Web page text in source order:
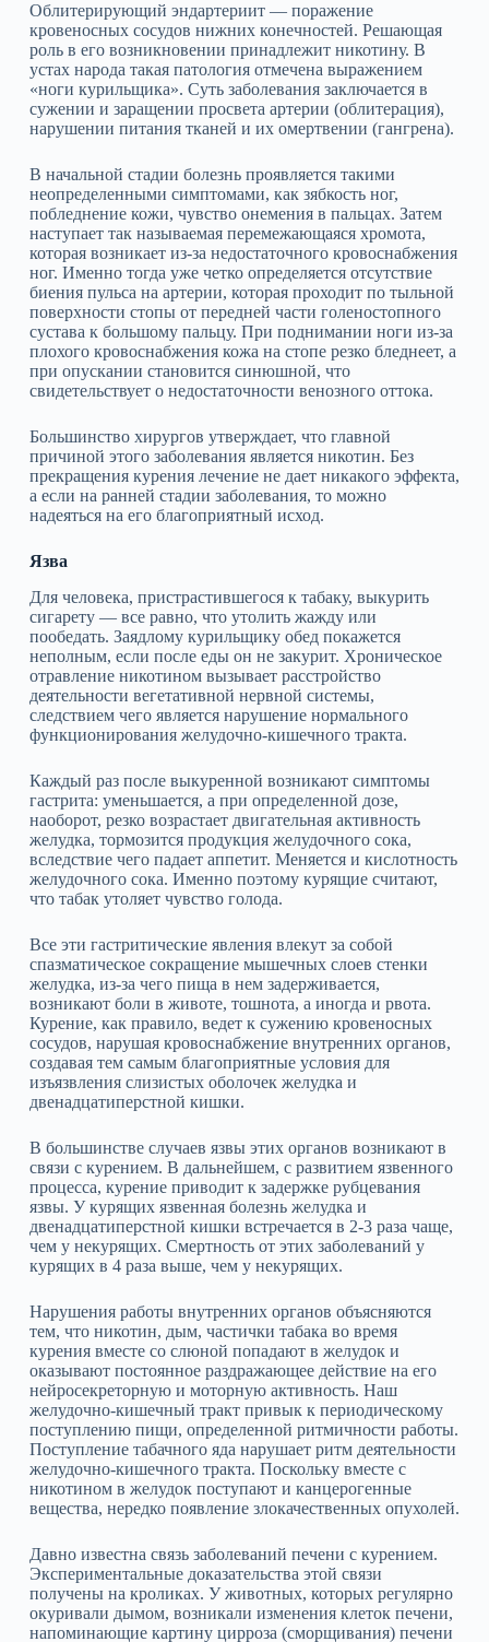
Облитерирующий эндартериит — поражение
кровеносных сосудов нижних конечностей. Решающая
роль в его возникновении принадлежит никотину. В
устах народа такая патология отмечена выражением
«ноги курильщика». Суть заболевания заключается в
сужении и заращении просвета артерии (облитерация),
нарушении питания тканей и их омертвении (гангрена).
В начальной стадии болезнь проявляется такими
неопределенными симптомами, как зябкость ног,
побледнение кожи, чувство онемения в пальцах. Затем
наступает так называемая перемежающаяся хромота,
которая возникает из‑за недостаточного кровоснабжения
ног. Именно тогда уже четко определяется отсутствие
биения пульса на артерии, которая проходит по тыльной
поверхности стопы от передней части голеностопного
сустава к большому пальцу. При поднимании ноги из‑за
плохого кровоснабжения кожа на стопе резко бледнеет, а
при опускании становится синюшной, что
свидетельствует о недостаточности венозного оттока.
Большинство хирургов утверждает, что главной
причиной этого заболевания является никотин. Без
прекращения курения лечение не дает никакого эффекта,
а если на ранней стадии заболевания, то можно
надеяться на его благоприятный исход.
Язва
Для человека, пристрастившегося к табаку, выкурить
сигарету — все равно, что утолить жажду или
пообедать. Заядлому курильщику обед покажется
неполным, если после еды он не закурит. Хроническое
отравление никотином вызывает расстройство
деятельности вегетативной нервной системы,
следствием чего является нарушение нормального
функционирования желудочно‑кишечного тракта.
Каждый раз после выкуренной возникают симптомы
гастрита: уменьшается, а при определенной дозе,
наоборот, резко возрастает двигательная активность
желудка, тормозится продукция желудочного сока,
вследствие чего падает аппетит. Меняется и кислотность
желудочного сока. Именно поэтому курящие считают,
что табак утоляет чувство голода.
Все эти гастритические явления влекут за собой
спазматическое сокращение мышечных слоев стенки
желудка, из‑за чего пища в нем задерживается,
возникают боли в животе, тошнота, а иногда и рвота.
Курение, как правило, ведет к сужению кровеносных
сосудов, нарушая кровоснабжение внутренних органов,
создавая тем самым благоприятные условия для
изъязвления слизистых оболочек желудка и
двенадцатиперстной кишки.
В большинстве случаев язвы этих органов возникают в
связи с курением. В дальнейшем, с развитием язвенного
процесса, курение приводит к задержке рубцевания
язвы. У курящих язвенная болезнь желудка и
двенадцатиперстной кишки встречается в 2‑3 раза чаще,
чем у некурящих. Смертность от этих заболеваний у
курящих в 4 раза выше, чем у некурящих.
Нарушения работы внутренних органов объясняются
тем, что никотин, дым, частички табака во время
курения вместе со слюной попадают в желудок и
оказывают постоянное раздражающее действие на его
нейросекреторную и моторную активность. Наш
желудочно‑кишечный тракт привык к периодическому
поступлению пищи, определенной ритмичности работы.
Поступление табачного яда нарушает ритм деятельности
желудочно‑кишечного тракта. Поскольку вместе с
никотином в желудок поступают и канцерогенные
вещества, нередко появление злокачественных опухолей.
Давно известна связь заболеваний печени с курением.
Экспериментальные доказательства этой связи
получены на кроликах. У животных, которых регулярно
окуривали дымом, возникали изменения клеток печени,
напоминающие картину цирроза (сморщивания) печени